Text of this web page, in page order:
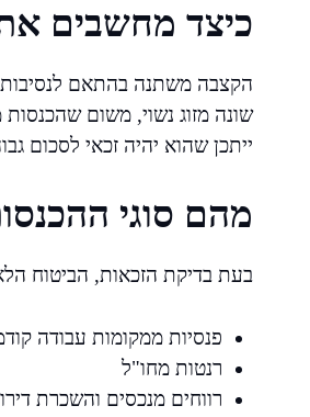
כיצד מחשבים
הקצבה משתנה בהתאם לנסיבות
שונה מזוג נשוי, משום
ייתכן שהוא יהיה זכאי לסכום
מהם סוגי
בעת בדיקת הזכאות, הביטוח
פנסיות ממקומות עבודה
רנטות מחו"ל
רווחים מנכסים והשכרת